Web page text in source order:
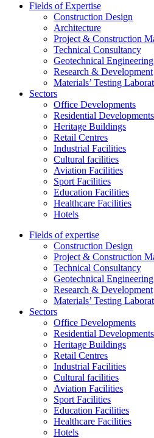
Fields of Expertise
Construction Design
Architecture
Project & Construction
Technical Consultancy
Geotechnical Engineering
Research & Development
Materials’ Testing
Sectors
Office Developments
Residential Developments
Heritage Buildings
Retail Centres
Industrial Facilities
Cultural facilities
Aviation Facilities
Sport Facilities
Education Facilities
Healthcare Facilities
Hotels
Fields of expertise
Construction Design
Project & Construction
Technical Consultancy
Geotechnical Engineering
Research & Development
Materials’ Testing
Sectors
Office Developments
Residential Developments
Heritage Buildings
Retail Centres
Industrial Facilities
Cultural facilities
Aviation Facilities
Sport Facilities
Education Facilities
Healthcare Facilities
Hotels